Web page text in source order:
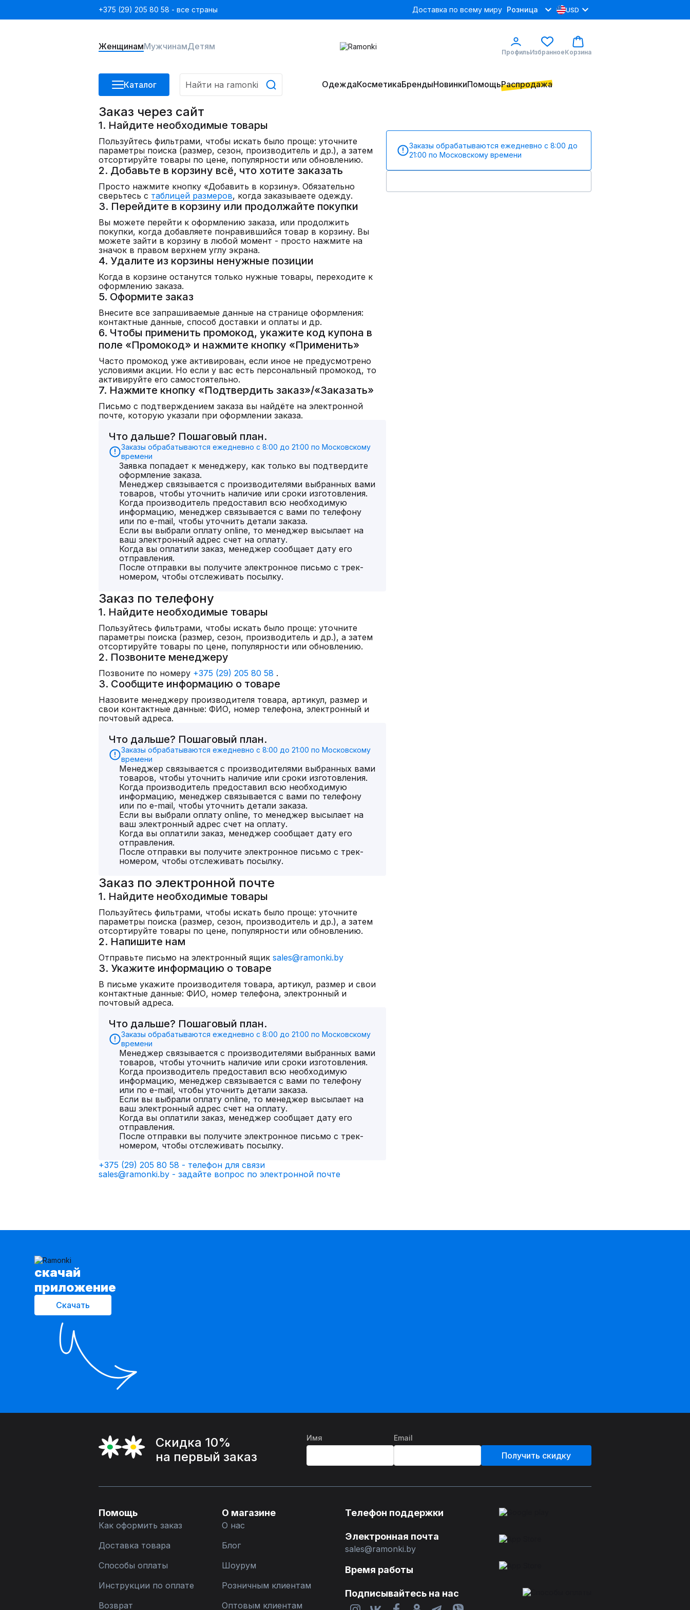
+375 (29) 205 80 58 - все страны Доставка по всему миру Розница USD
ЖенщинамМужчинамДетям
ПрофильИзбранноеКорзина
Каталог ОдеждаКосметикаБрендыНовинкиПомощьРаспродажа
Заказ через сайт
1. Найдите необходимые товары
Пользуйтесь фильтрами, чтобы искать было проще: уточните
параметры поиска (размер, сезон, производитель и др.), а затем
отсортируйте товары по цене, популярности или обновлению.
2. Добавьте в корзину всё, что хотите заказать
Просто нажмите кнопку «Добавить в корзину». Обязательно
сверьтесь с таблицей размеров, когда заказываете одежду.
3. Перейдите в корзину или продолжайте покупки
Вы можете перейти к оформлению заказа, или продолжить
покупки, когда добавляете понравившийся товар в корзину. Вы
можете зайти в корзину в любой момент - просто нажмите на
значок в правом верхнем углу экрана.
4. Удалите из корзины ненужные позиции
Когда в корзине останутся только нужные товары, переходите к
оформлению заказа.
5. Оформите заказ
Внесите все запрашиваемые данные на странице оформления:
контактные данные, способ доставки и оплаты и др.
6. Чтобы применить промокод, укажите код купона в
поле «Промокод» и нажмите кнопку «Применить»
Часто промокод уже активирован, если иное не предусмотрено
условиями акции. Но если у вас есть персональный промокод, то
активируйте его самостоятельно.
7. Нажмите кнопку «Подтвердить заказ»/«Заказать»
Письмо с подтверждением заказа вы найдёте на электронной
почте, которую указали при оформлении заказа.
Что дальше? Пошаговый план.
Заказы обрабатываются ежедневно с 8:00 до 21:00 по Московскому
времени
Заявка попадает к менеджеру, как только вы подтвердите
оформление заказа.
Менеджер связывается с производителями выбранных вами
товаров, чтобы уточнить наличие или сроки изготовления.
Когда производитель предоставил всю необходимую
информацию, менеджер связывается с вами по телефону
или по e-mail, чтобы уточнить детали заказа.
Если вы выбрали оплату online, то менеджер высылает на
ваш электронный адрес счет на оплату.
Когда вы оплатили заказ, менеджер сообщает дату его
отправления.
После отправки вы получите электронное письмо с трек-
номером, чтобы отслеживать посылку.
Заказ по телефону
1. Найдите необходимые товары
Пользуйтесь фильтрами, чтобы искать было проще: уточните
параметры поиска (размер, сезон, производитель и др.), а затем
отсортируйте товары по цене, популярности или обновлению.
2. Позвоните менеджеру
Позвоните по номеру +375 (29) 205 80 58 .
3. Сообщите информацию о товаре
Назовите менеджеру производителя товара, артикул, размер и
свои контактные данные: ФИО, номер телефона, электронный и
почтовый адреса.
Что дальше? Пошаговый план.
Заказы обрабатываются ежедневно с 8:00 до 21:00 по Московскому
времени
Менеджер связывается с производителями выбранных вами
товаров, чтобы уточнить наличие или сроки изготовления.
Когда производитель предоставил всю необходимую
информацию, менеджер связывается с вами по телефону
или по e-mail, чтобы уточнить детали заказа.
Если вы выбрали оплату online, то менеджер высылает на
ваш электронный адрес счет на оплату.
Когда вы оплатили заказ, менеджер сообщает дату его
отправления.
После отправки вы получите электронное письмо с трек-
номером, чтобы отслеживать посылку.
Заказ по электронной почте
1. Найдите необходимые товары
Пользуйтесь фильтрами, чтобы искать было проще: уточните
параметры поиска (размер, сезон, производитель и др.), а затем
отсортируйте товары по цене, популярности или обновлению.
2. Напишите нам
Отправьте письмо на электронный ящик sales@ramonki.by
3. Укажите информацию о товаре
В письме укажите производителя товара, артикул, размер и свои
контактные данные: ФИО, номер телефона, электронный и
почтовый адреса.
Что дальше? Пошаговый план.
Заказы обрабатываются ежедневно с 8:00 до 21:00 по Московскому
времени
Менеджер связывается с производителями выбранных вами
товаров, чтобы уточнить наличие или сроки изготовления.
Когда производитель предоставил всю необходимую
информацию, менеджер связывается с вами по телефону
или по e-mail, чтобы уточнить детали заказа.
Если вы выбрали оплату online, то менеджер высылает на
ваш электронный адрес счет на оплату.
Когда вы оплатили заказ, менеджер сообщает дату его
отправления.
После отправки вы получите электронное письмо с трек-
номером, чтобы отслеживать посылку.
+375 (29) 205 80 58 - телефон для связи
sales@ramonki.by - задайте вопрос по электронной почте
Заказы обрабатываются ежедневно с 8:00 до
21:00 по Московскому времени
cкачай
приложение
Скачать
Скидка 10%
на первый заказ
Имя Email
Получить скидку
Помощь
Как оформить заказ
Доставка товара
Способы оплаты
Инструкции по оплате
Возврат
О магазине
О нас
Блог
Шоурум
Розничным клиентам
Оптовым клиентам
Телефон поддержки
Электронная почта
sales@ramonki.by
Время работы
Подписывайтесь на нас